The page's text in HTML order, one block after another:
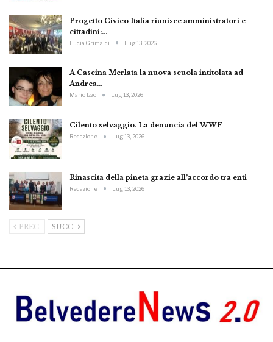
Progetto Civico Italia riunisce amministratori e
cittadini:…
Lucia Grimaldi Lug 13, 2026
A Cascina Merlata la nuova scuola intitolata ad
Andrea…
Mario Izzo Lug 13, 2026
Cilento selvaggio. La denuncia del WWF
Redazione Lug 13, 2026
Rinascita della pineta grazie all’accordo tra enti
Redazione Lug 13, 2026
PREC. SUCC.